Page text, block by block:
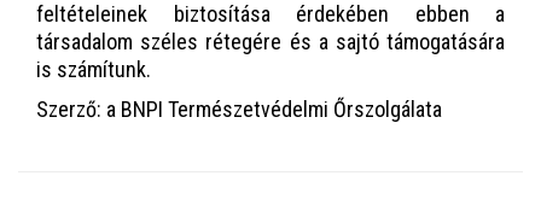
feltételeinek biztosítása érdekében ebben a
társadalom széles rétegére és a sajtó támogatására
is számítunk.
Szerző: a BNPI Természetvédelmi Őrszolgálata